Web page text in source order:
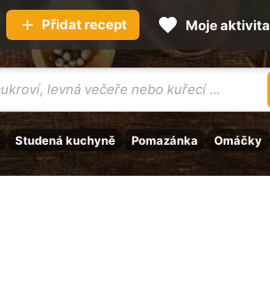
Studená kuchyně Pomazánka Omáčky
Přidat recept Moje aktivita